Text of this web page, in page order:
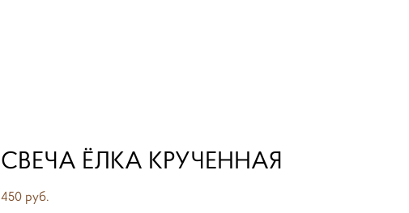
СВЕЧА ЁЛКА КРУЧЕННАЯ
450 pуб.